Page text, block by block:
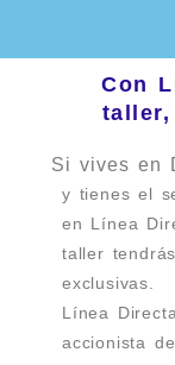
Con
Si vives en
y tienes el
en Línea
taller
exclusivas.
Línea
accionista